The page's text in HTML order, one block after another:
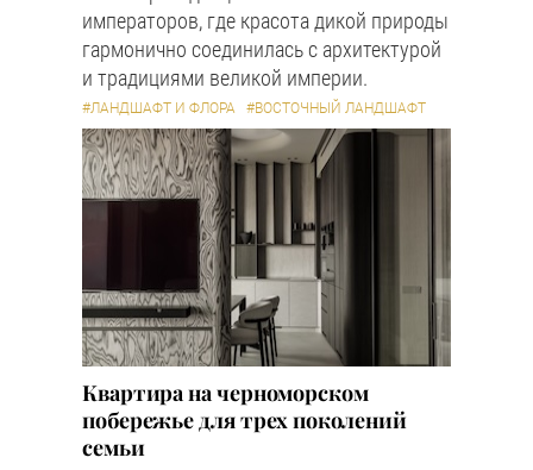
императоров, где красота дикой природы
гармонично соединилась с архитектурой
и традициями великой империи.
#ЛАНДШАФТ И ФЛОРА #ВОСТОЧНЫЙ ЛАНДШАФТ
Квартира на черноморском
побережье для трех поколений
семьи